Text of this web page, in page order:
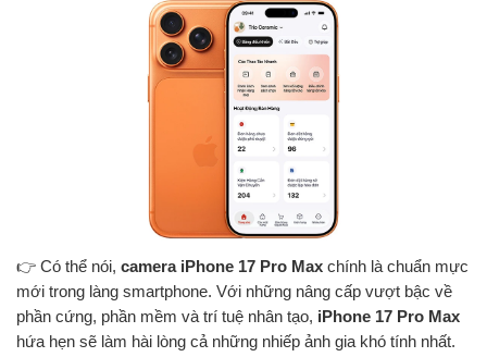
👉 Có thể nói, camera iPhone 17 Pro Max chính là chuẩn mực
mới trong làng smartphone. Với những nâng cấp vượt bậc về
phần cứng, phần mềm và trí tuệ nhân tạo, iPhone 17 Pro Max
hứa hẹn sẽ làm hài lòng cả những nhiếp ảnh gia khó tính nhất.